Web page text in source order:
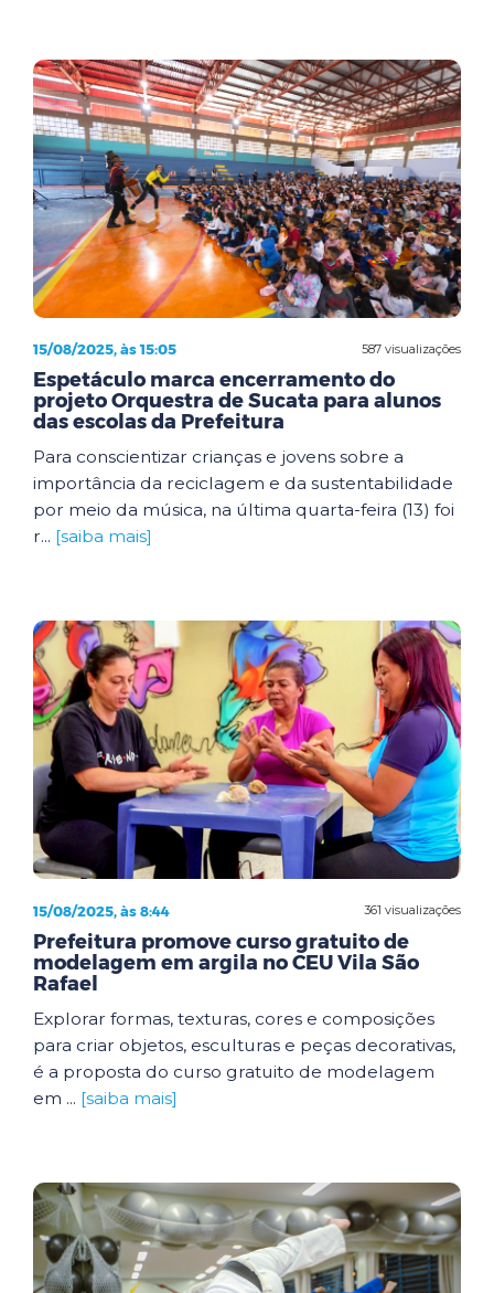
587 visualizações
15/08/2025, às 15:05
Espetáculo marca encerramento do
projeto Orquestra de Sucata para alunos
das escolas da Prefeitura
Para conscientizar crianças e jovens sobre a
importância da reciclagem e da sustentabilidade
por meio da música, na última quarta-feira (13) foi
r... [saiba mais]
361 visualizações
15/08/2025, às 8:44
Prefeitura promove curso gratuito de
modelagem em argila no CEU Vila São
Rafael
Explorar formas, texturas, cores e composições
para criar objetos, esculturas e peças decorativas,
é a proposta do curso gratuito de modelagem
em ... [saiba mais]